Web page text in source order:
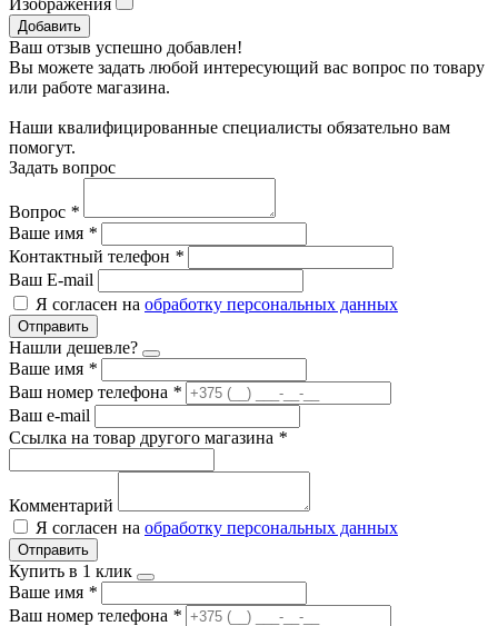
Добавить
Ваш отзыв успешно добавлен!
Вы можете задать любой интересующий вас вопрос по товару
или работе магазина.
Наши квалифицированные специалисты обязательно вам
помогут.
Задать вопрос
Вопрос *
Ваше имя *
Контактный телефон *
Ваш E-mail
Я согласен на обработку персональных данных
Отправить
Нашли дешевле?
Ваше имя *
Ваш номер телефона *
Ваш e-mail
Ссылка на товар другого магазина *
Комментарий
Я согласен на обработку персональных данных
Отправить
Купить в 1 клик
Ваше имя *
Ваш номер телефона *